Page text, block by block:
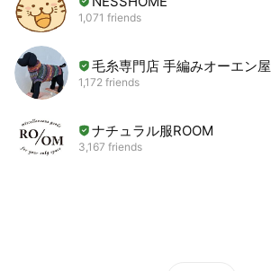
1,071 friends
毛糸専門店 手編みオーエン屋
1,172 friends
ナチュラル服ROOM
3,167 friends